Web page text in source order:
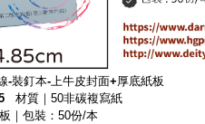
-裝釘本-上牛皮封面+厚底紙板
材質｜50非碳複寫紙
｜包裝：50份/本